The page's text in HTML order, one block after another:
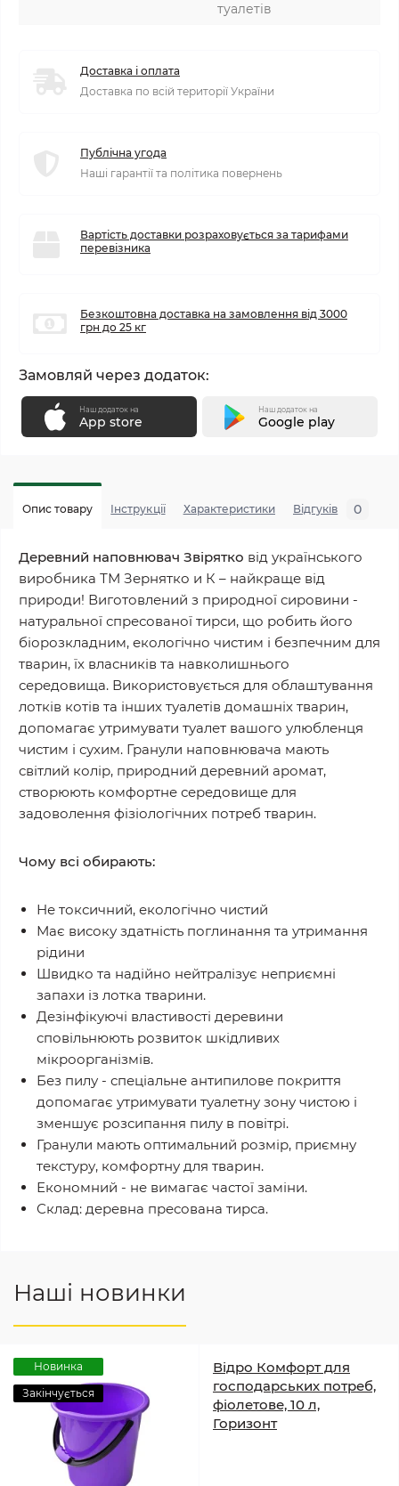
туалетів
Доставка і оплата
Доставка по всій території України
Публічна угода
Наші гарантії та політика повернень
Вартість доставки розраховується за тарифами
перевізника
Безкоштовна доставка на замовлення від 3000
грн до 25 кг
Замовляй через додаток:
Наш додаток на
App store
Наш додаток на
Google play
Опис товару Інструкції Характеристики Відгуків 0
Деревний наповнювач Звірятко від українського
виробника ТМ Зернятко и К – найкраще від
природи! Виготовлений з природної сировини -
натуральної спресованої тирси, що робить його
біорозкладним, екологічно чистим і безпечним для
тварин, їх власників та навколишнього
середовища. Використовується для облаштування
лотків котів та інших туалетів домашніх тварин,
допомагає утримувати туалет вашого улюбленця
чистим і сухим. Гранули наповнювача мають
світлий колір, природний деревний аромат,
створюють комфортне середовище для
задоволення фізіологічних потреб тварин.
Чому всі обирають:
Не токсичний, екологічно чистий
Має високу здатність поглинання та утримання
рідини
Швидко та надійно нейтралізує неприємні
запахи із лотка тварини.
Дезінфікуючі властивості деревини
сповільнюють розвиток шкідливих
мікроорганізмів.
Без пилу - спеціальне антипилове покриття
допомагає утримувати туалетну зону чистою і
зменшує розсипання пилу в повітрі.
Гранули мають оптимальний розмір, приємну
текстуру, комфортну для тварин.
Економний - не вимагає частої заміни.
Склад: деревна пресована тирса.
Наші новинки
Новинка
Закінчується
Відро Комфорт для
господарських потреб,
фіолетове, 10 л,
Горизонт